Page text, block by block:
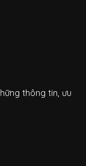
thông tin, ưu